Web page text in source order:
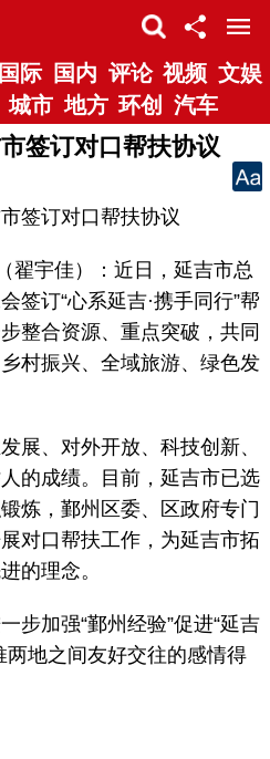
国际 国内 评论 视频 文娱
城市 地方 环创 汽车
签订对口帮扶协议
订对口帮扶协议
宇佳）：近日，延吉市总
签订“心系延吉·携手同行”帮
整合资源、重点突破，共同
村振兴、全域旅游、绿色发
、对外开放、科技创新、
的成绩。目前，延吉市已选
炼，鄞州区委、区政府专门
对口帮扶工作，为延吉市拓
的理念。
加强“鄞州经验”促进“延吉
两地之间友好交往的感情得